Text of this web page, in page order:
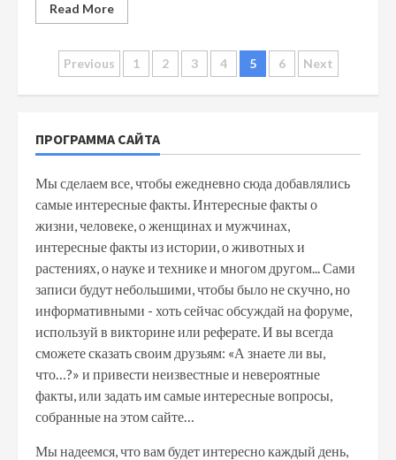
Read More
Posts
navigation
Previous 1 2 3 4 5 6 Next
ПРОГРАММА САЙТА
Мы сделаем все, чтобы ежедневно сюда добавлялись
самые интересные факты. Интересные факты о
жизни, человеке, о женщинах и мужчинах,
интересные факты из истории, о животных и
растениях, о науке и технике и многом другом... Сами
записи будут небольшими, чтобы было не скучно, но
информативными - хоть сейчас обсуждай на форуме,
используй в викторине или реферате. И вы всегда
сможете сказать своим друзьям: «А знаете ли вы,
что…?» и привести неизвестные и невероятные
факты, или задать им самые интересные вопросы,
собранные на этом сайте…
Мы надеемся, что вам будет интересно каждый день,